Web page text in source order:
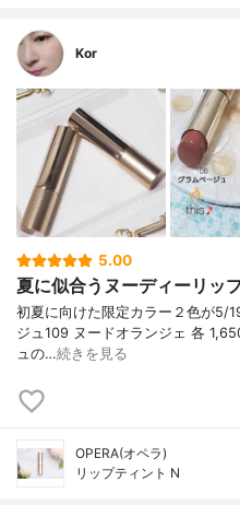
Kor
5.00
夏に似合うヌーディーリッ
初夏に向けた限定カラー２色が5/
ジュ109 ヌードオランジェ 各
ュの…続きを見る
OPERA(オペラ)
リップティント N